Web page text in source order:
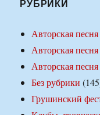
РУБРИКИ
Авторская
Авторская
Авторская
Без рубрики
Грушинский